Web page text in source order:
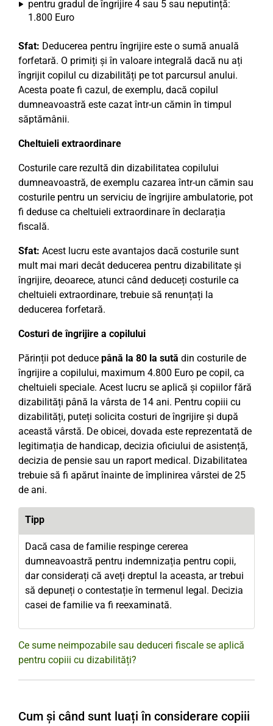
pentru gradul de îngrijire 4 sau 5 sau neputință:
1.800 Euro
Sfat: Deducerea pentru îngrijire este o sumă anuală
forfetară. O primiți și în valoare integrală dacă nu ați
îngrijit copilul cu dizabilități pe tot parcursul anului.
Acesta poate fi cazul, de exemplu, dacă copilul
dumneavoastră este cazat într-un cămin în timpul
săptămânii.
Cheltuieli extraordinare
Costurile care rezultă din dizabilitatea copilului
dumneavoastră, de exemplu cazarea într-un cămin sau
costurile pentru un serviciu de îngrijire ambulatorie, pot
fi deduse ca cheltuieli extraordinare în declarația
fiscală.
Sfat: Acest lucru este avantajos dacă costurile sunt
mult mai mari decât deducerea pentru dizabilitate și
îngrijire, deoarece, atunci când deduceți costurile ca
cheltuieli extraordinare, trebuie să renunțați la
deducerea forfetară.
Costuri de îngrijire a copilului
Părinții pot deduce până la 80 la sută din costurile de
îngrijire a copilului, maximum 4.800 Euro pe copil, ca
cheltuieli speciale. Acest lucru se aplică și copiilor fără
dizabilități până la vârsta de 14 ani. Pentru copiii cu
dizabilități, puteți solicita costuri de îngrijire și după
această vârstă. De obicei, dovada este reprezentată de
legitimația de handicap, decizia oficiului de asistență,
decizia de pensie sau un raport medical. Dizabilitatea
trebuie să fi apărut înainte de împlinirea vârstei de 25
de ani.
Tipp
Dacă casa de familie respinge cererea
dumneavoastră pentru indemnizația pentru copii,
dar considerați că aveți dreptul la aceasta, ar trebui
să depuneți o contestație în termenul legal. Decizia
casei de familie va fi reexaminată.
Ce sume neimpozabile sau deduceri fiscale se aplică
pentru copiii cu dizabilități?
Cum și când sunt luați în considerare copiii